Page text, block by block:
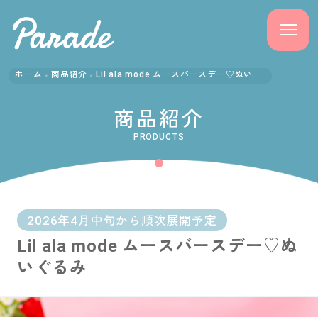
よくある質問
会社概要
採用情報
ホーム 商品紹介 Lil ala mode ムースバースデー♡ぬいぐるみ
商品紹介
PRODUCTS
2026年4月中旬から順次展開予定
Lil ala mode ムースバースデー♡ぬ
いぐるみ